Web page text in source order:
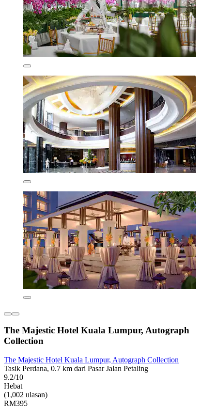
The Majestic Hotel Kuala Lumpur, Autograph
Collection
The Majestic Hotel Kuala Lumpur, Autograph Collection
Tasik Perdana, 0.7 km dari Pasar Jalan Petaling
9.2/10
Hebat
(1,002 ulasan)
RM395